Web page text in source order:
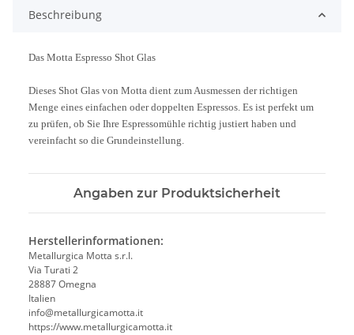
Beschreibung
Das Motta Espresso Shot Glas
Dieses Shot Glas von Motta dient zum Ausmessen der richtigen
Menge eines einfachen oder doppelten Espressos. Es ist perfekt um
zu prüfen, ob Sie Ihre Espressomühle richtig justiert haben und
vereinfacht so die Grundeinstellung.
Angaben zur Produktsicherheit
Herstellerinformationen:
Metallurgica Motta s.r.l.
Via Turati 2
28887 Omegna
Italien
info@metallurgicamotta.it
https://www.metallurgicamotta.it